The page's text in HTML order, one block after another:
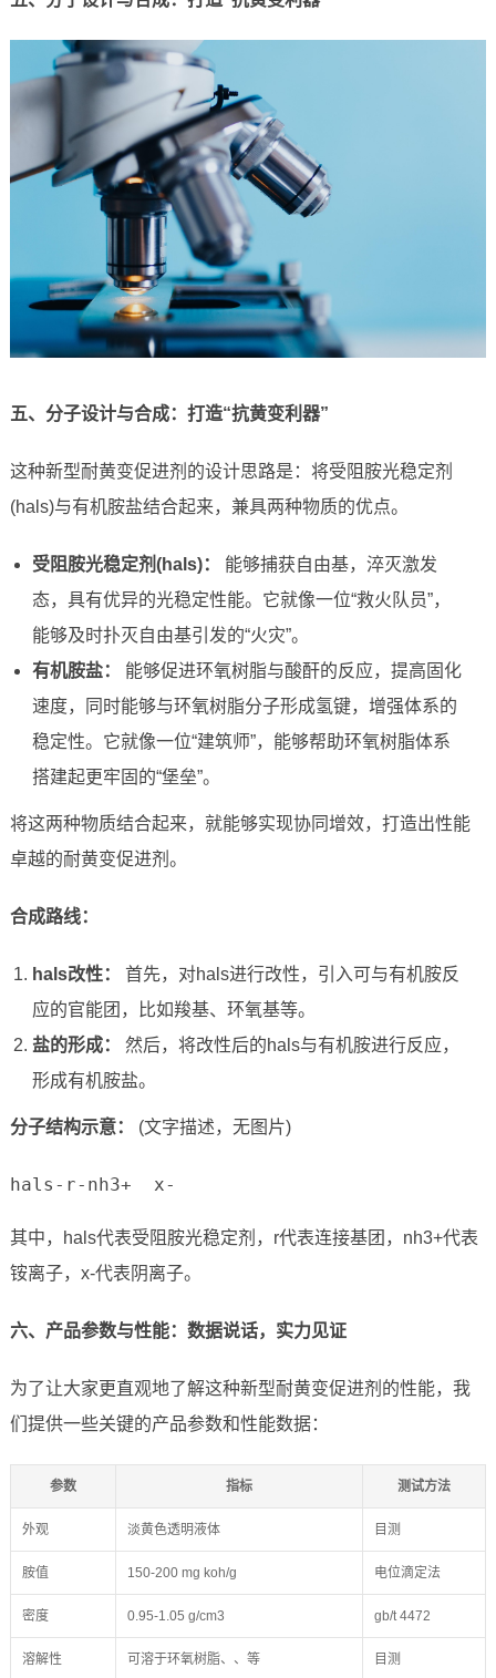
五、分子设计与合成：打造“抗黄变利器”
这种新型耐黄变促进剂的设计思路是：将受阻胺光稳定剂
(hals)与有机胺盐结合起来，兼具两种物质的优点。
受阻胺光稳定剂(hals)：
能够捕获自由基，淬灭激发
态，具有优异的光稳定性能。它就像一位“救火队员”，
能够及时扑灭自由基引发的“火灾”。
有机胺盐：
能够促进环氧树脂与酸酐的反应，提高固化
速度，同时能够与环氧树脂分子形成氢键，增强体系的
稳定性。它就像一位“建筑师”，能够帮助环氧树脂体系
搭建起更牢固的“堡垒”。
将这两种物质结合起来，就能够实现协同增效，打造出性能
卓越的耐黄变促进剂。
合成路线：
hals改性：
首先，对hals进行改性，引入可与有机胺反
应的官能团，比如羧基、环氧基等。
盐的形成：
然后，将改性后的hals与有机胺进行反应，
形成有机胺盐。
分子结构示意： (文字描述，无图片)
hals-r-nh3+  x-
其中，hals代表受阻胺光稳定剂，r代表连接基团，nh3+代表
铵离子，x-代表阴离子。
六、产品参数与性能：数据说话，实力见证
为了让大家更直观地了解这种新型耐黄变促进剂的性能，我
们提供一些关键的产品参数和性能数据：
参数 指标 测试方法
外观 淡黄色透明液体 目测
胺值 150-200 mg koh/g 电位滴定法
密度 0.95-1.05 g/cm3 gb/t 4472
溶解性 可溶于环氧树脂、、等 目测